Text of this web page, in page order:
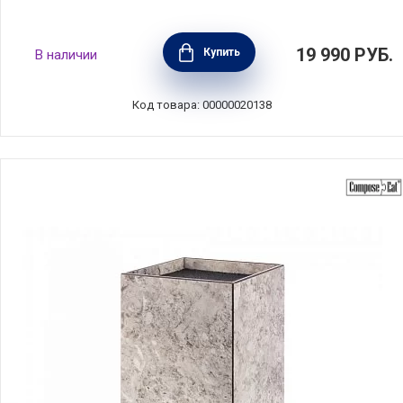
Подставка для кухонных ножей, высота
22см, материал бук, Brabantia, Бельгия,
260469
В наличии Купить 19 990 РУБ.
Код товара: 00000020138